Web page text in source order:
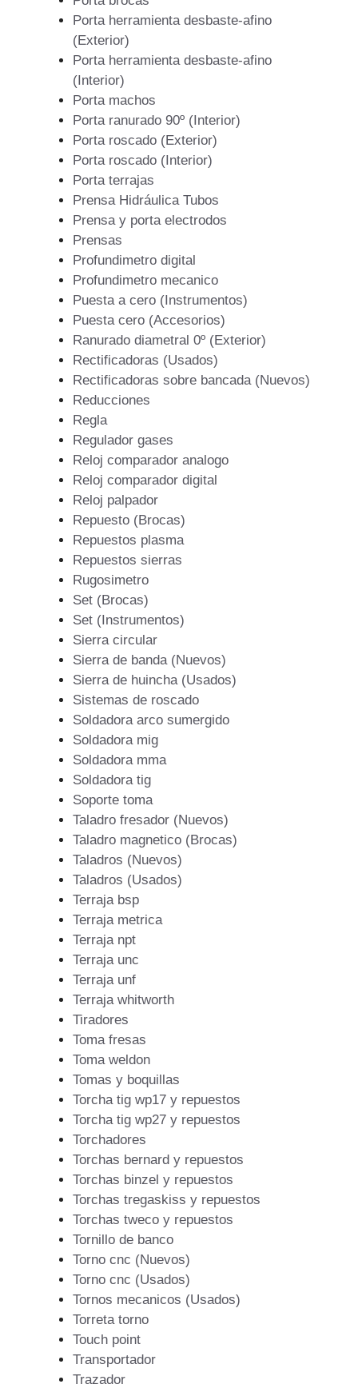
Porta herramienta desbaste-afino
(Exterior)
Porta herramienta desbaste-afino
(Interior)
Porta machos
Porta ranurado 90º (Interior)
Porta roscado (Exterior)
Porta roscado (Interior)
Porta terrajas
Prensa Hidráulica Tubos
Prensa y porta electrodos
Prensas
Profundimetro digital
Profundimetro mecanico
Puesta a cero (Instrumentos)
Puesta cero (Accesorios)
Ranurado diametral 0º (Exterior)
Rectificadoras (Usados)
Rectificadoras sobre bancada (Nuevos)
Reducciones
Regla
Regulador gases
Reloj comparador analogo
Reloj comparador digital
Reloj palpador
Repuesto (Brocas)
Repuestos plasma
Repuestos sierras
Rugosimetro
Set (Brocas)
Set (Instrumentos)
Sierra circular
Sierra de banda (Nuevos)
Sierra de huincha (Usados)
Sistemas de roscado
Soldadora arco sumergido
Soldadora mig
Soldadora mma
Soldadora tig
Soporte toma
Taladro fresador (Nuevos)
Taladro magnetico (Brocas)
Taladros (Nuevos)
Taladros (Usados)
Terraja bsp
Terraja metrica
Terraja npt
Terraja unc
Terraja unf
Terraja whitworth
Tiradores
Toma fresas
Toma weldon
Tomas y boquillas
Torcha tig wp17 y repuestos
Torcha tig wp27 y repuestos
Torchadores
Torchas bernard y repuestos
Torchas binzel y repuestos
Torchas tregaskiss y repuestos
Torchas tweco y repuestos
Tornillo de banco
Torno cnc (Nuevos)
Torno cnc (Usados)
Tornos mecanicos (Usados)
Torreta torno
Touch point
Transportador
Trazador